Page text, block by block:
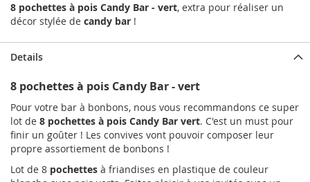
8 pochettes à pois Candy Bar - vert, extra pour réaliser un
décor stylée de candy bar !
Details
8 pochettes à pois Candy Bar - vert
Pour votre bar à bonbons, nous vous recommandons ce super
lot de 8 pochettes à pois Candy Bar vert. C'est un must pour
finir un goûter ! Les convives vont pouvoir composer leur
propre assortiement de bonbons !
Lot de 8 pochettes à friandises en plastique de couleur